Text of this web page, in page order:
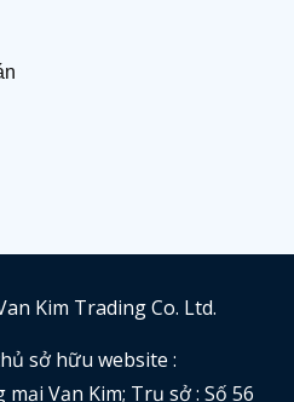
Kim Trading Co. Ltd.
sở hữu website :
Vạn Kim; Trụ sở : Số 56